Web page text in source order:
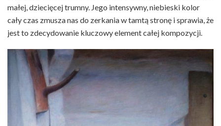
małej, dziecięcej trumny. Jego intensywny, niebieski kolor
cały czas zmusza nas do zerkania w tamtą stronę i sprawia, że
jest to zdecydowanie kluczowy element całej kompozycji.